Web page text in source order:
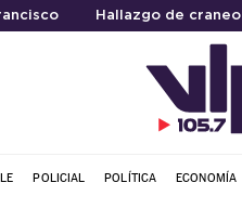
Hallazgo de craneo
POLICIAL POLÍTICA ECONOMÍA